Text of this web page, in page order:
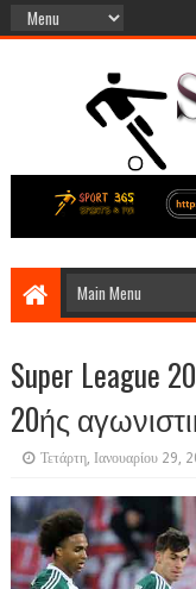
Super League
20ής
Τετάρτη, Ιανουαρίου 29,